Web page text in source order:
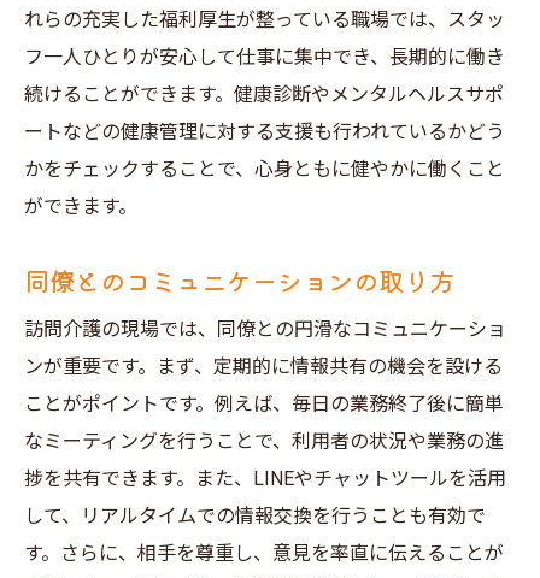
れらの充実した福利厚生が整っている職場では、スタッ
フ一人ひとりが安心して仕事に集中でき、長期的に働き
続けることができます。健康診断やメンタルヘルスサポ
ートなどの健康管理に対する支援も行われているかどう
かをチェックすることで、心身ともに健やかに働くこと
ができます。
同僚とのコミュニケーションの取り方
訪問介護の現場では、同僚との円滑なコミュニケーショ
ンが重要です。まず、定期的に情報共有の機会を設ける
ことがポイントです。例えば、毎日の業務終了後に簡単
なミーティングを行うことで、利用者の状況や業務の進
捗を共有できます。また、LINEやチャットツールを活用
して、リアルタイムでの情報交換を行うことも有効で
す。さらに、相手を尊重し、意見を率直に伝えることが